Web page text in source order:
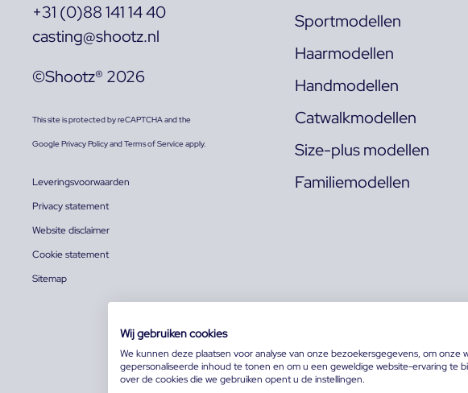
+31 (0)88 141 14 40
casting@shootz.nl
©Shootz® 2026
This site is protected by reCAPTCHA and the
GooglePrivacy PolicyandTerms of Serviceapply.
Leveringsvoorwaarden
Privacy statement
Website disclaimer
Cookie statement
Sitemap
Sportmodellen
Haarmodellen
Handmodellen
Catwalkmodellen
Size-plus modellen
Familiemodellen
Wij gebruiken cookies
We kunnen deze plaatsen voor analyse van onze bezoekersgegevens, om onze
gepersonaliseerde inhoud te tonen en om u een geweldige website-ervaring te
over de cookies die we gebruiken opent u de instellingen.